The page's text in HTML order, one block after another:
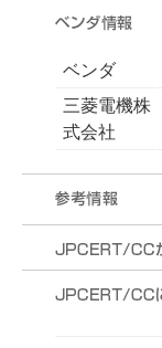
ベンダ
三菱電機株
式会社